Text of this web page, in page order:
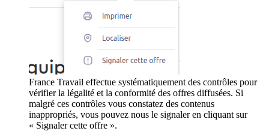
France Travail effectue systématiquement des contrôles pour
vérifier la légalité et la conformité des offres diffusées. Si
malgré ces contrôles vous constatez des contenus
inappropriés, vous pouvez nous le signaler en cliquant sur
« Signaler cette offre ».